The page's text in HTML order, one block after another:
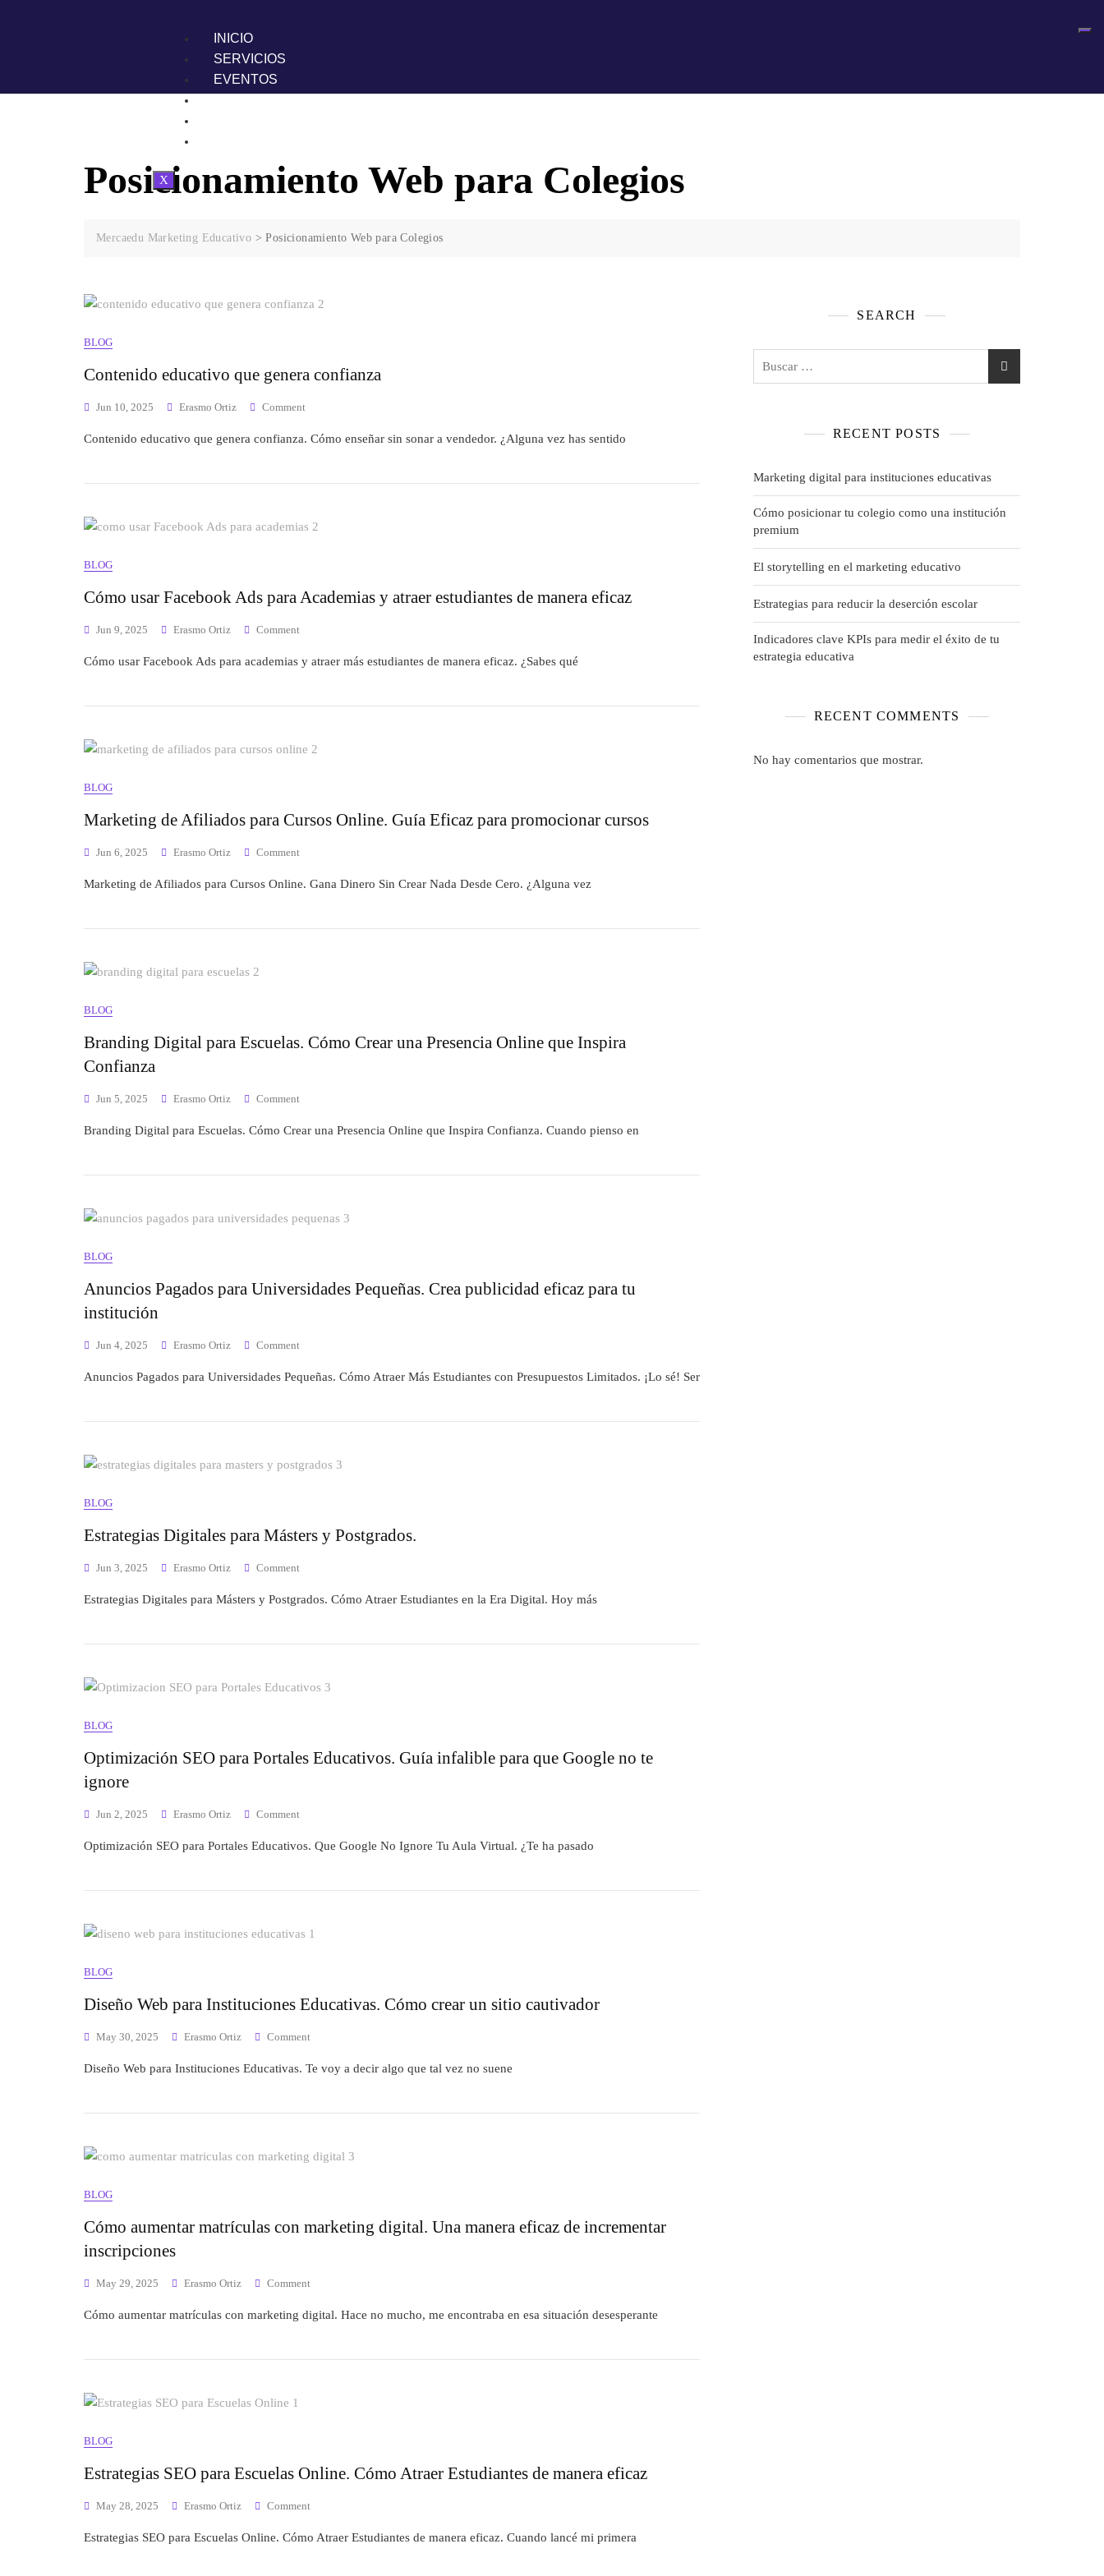
INICIO
SERVICIOS
EVENTOS
X
Posicionamiento Web para Colegios
Mercaedu Marketing Educativo >Posicionamiento Web para Colegios
BLOG
Contenido educativo que genera confianza
Jun 10, 2025 Erasmo Ortiz Comment
Contenido educativo que genera confianza. Cómo enseñar sin sonar a vendedor. ¿Alguna vez has sentido
BLOG
Cómo usar Facebook Ads para Academias y atraer estudiantes de manera eficaz
Jun 9, 2025 Erasmo Ortiz Comment
Cómo usar Facebook Ads para academias y atraer más estudiantes de manera eficaz. ¿Sabes qué
BLOG
Marketing de Afiliados para Cursos Online. Guía Eficaz para promocionar cursos
Jun 6, 2025 Erasmo Ortiz Comment
Marketing de Afiliados para Cursos Online. Gana Dinero Sin Crear Nada Desde Cero. ¿Alguna vez
BLOG
Branding Digital para Escuelas. Cómo Crear una Presencia Online que Inspira
Confianza
Jun 5, 2025 Erasmo Ortiz Comment
Branding Digital para Escuelas. Cómo Crear una Presencia Online que Inspira Confianza. Cuando pienso en
BLOG
Anuncios Pagados para Universidades Pequeñas. Crea publicidad eficaz para tu
institución
Jun 4, 2025 Erasmo Ortiz Comment
Anuncios Pagados para Universidades Pequeñas. Cómo Atraer Más Estudiantes con Presupuestos Limitados. ¡Lo sé! Ser
BLOG
Estrategias Digitales para Másters y Postgrados.
Jun 3, 2025 Erasmo Ortiz Comment
Estrategias Digitales para Másters y Postgrados. Cómo Atraer Estudiantes en la Era Digital. Hoy más
BLOG
Optimización SEO para Portales Educativos. Guía infalible para que Google no te
ignore
Jun 2, 2025 Erasmo Ortiz Comment
Optimización SEO para Portales Educativos. Que Google No Ignore Tu Aula Virtual. ¿Te ha pasado
BLOG
Diseño Web para Instituciones Educativas. Cómo crear un sitio cautivador
May 30, 2025 Erasmo Ortiz Comment
Diseño Web para Instituciones Educativas. Te voy a decir algo que tal vez no suene
BLOG
Cómo aumentar matrículas con marketing digital. Una manera eficaz de incrementar
inscripciones
May 29, 2025 Erasmo Ortiz Comment
Cómo aumentar matrículas con marketing digital. Hace no mucho, me encontraba en esa situación desesperante
BLOG
Estrategias SEO para Escuelas Online. Cómo Atraer Estudiantes de manera eficaz
May 28, 2025 Erasmo Ortiz Comment
Estrategias SEO para Escuelas Online. Cómo Atraer Estudiantes de manera eficaz. Cuando lancé mi primera
SEARCH
RECENT POSTS
Marketing digital para instituciones educativas
Cómo posicionar tu colegio como una institución
premium
El storytelling en el marketing educativo
Estrategias para reducir la deserción escolar
Indicadores clave KPIs para medir el éxito de tu
estrategia educativa
RECENT COMMENTS
No hay comentarios que mostrar.